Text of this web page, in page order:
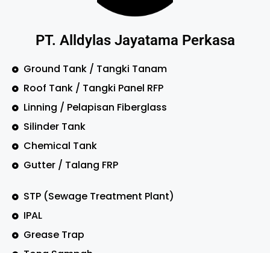
PT. Alldylas Jayatama Perkasa
Ground Tank / Tangki Tanam
Roof Tank / Tangki Panel RFP
Linning / Pelapisan Fiberglass
Silinder Tank
Chemical Tank
Gutter / Talang FRP
STP (Sewage Treatment Plant)
IPAL
Grease Trap